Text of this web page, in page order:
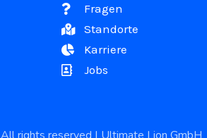
‎‎‎‎‎ Fragen
Standorte
Karriere
Jobs